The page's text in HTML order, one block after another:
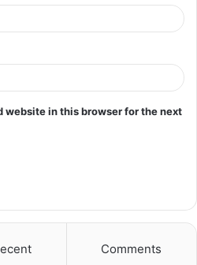
website in this browser for the next
Comments